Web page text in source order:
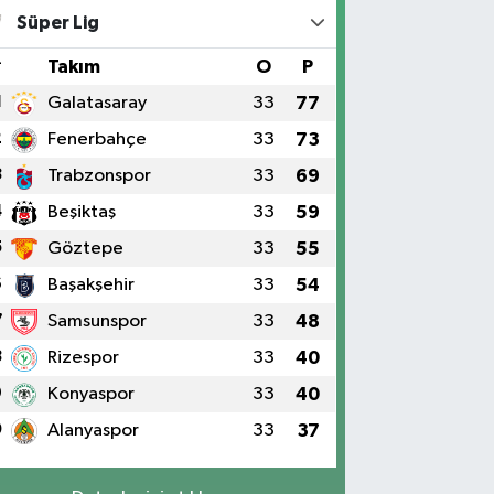
Süper Lig
Takım O P
Galatasaray 33 77
Fenerbahçe 33 73
Trabzonspor 33 69
Beşiktaş 33 59
Göztepe 33 55
Başakşehir 33 54
Samsunspor 33 48
Rizespor 33 40
Konyaspor 33 40
Alanyaspor 33 37